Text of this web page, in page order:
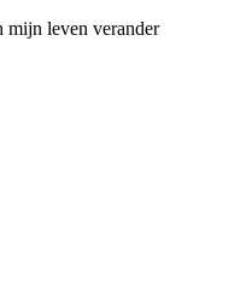
mijn leven verander